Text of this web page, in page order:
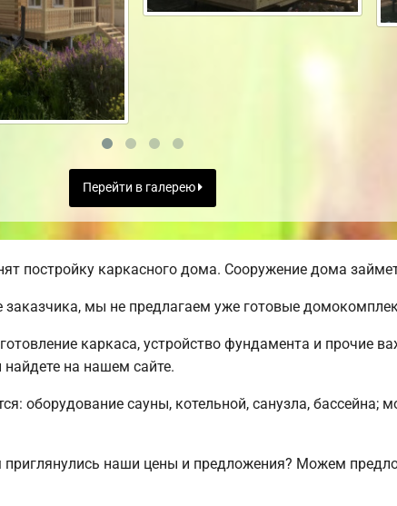
Перейти в галерею
постройку каркасного дома. Сооружение дома
заказчика, мы не предлагаем уже готовые
каркаса, устройство фундамента и прочие
на нашем сайте.
оборудование сауны, котельной, санузла, бассейна;
наши цены и предложения? Можем